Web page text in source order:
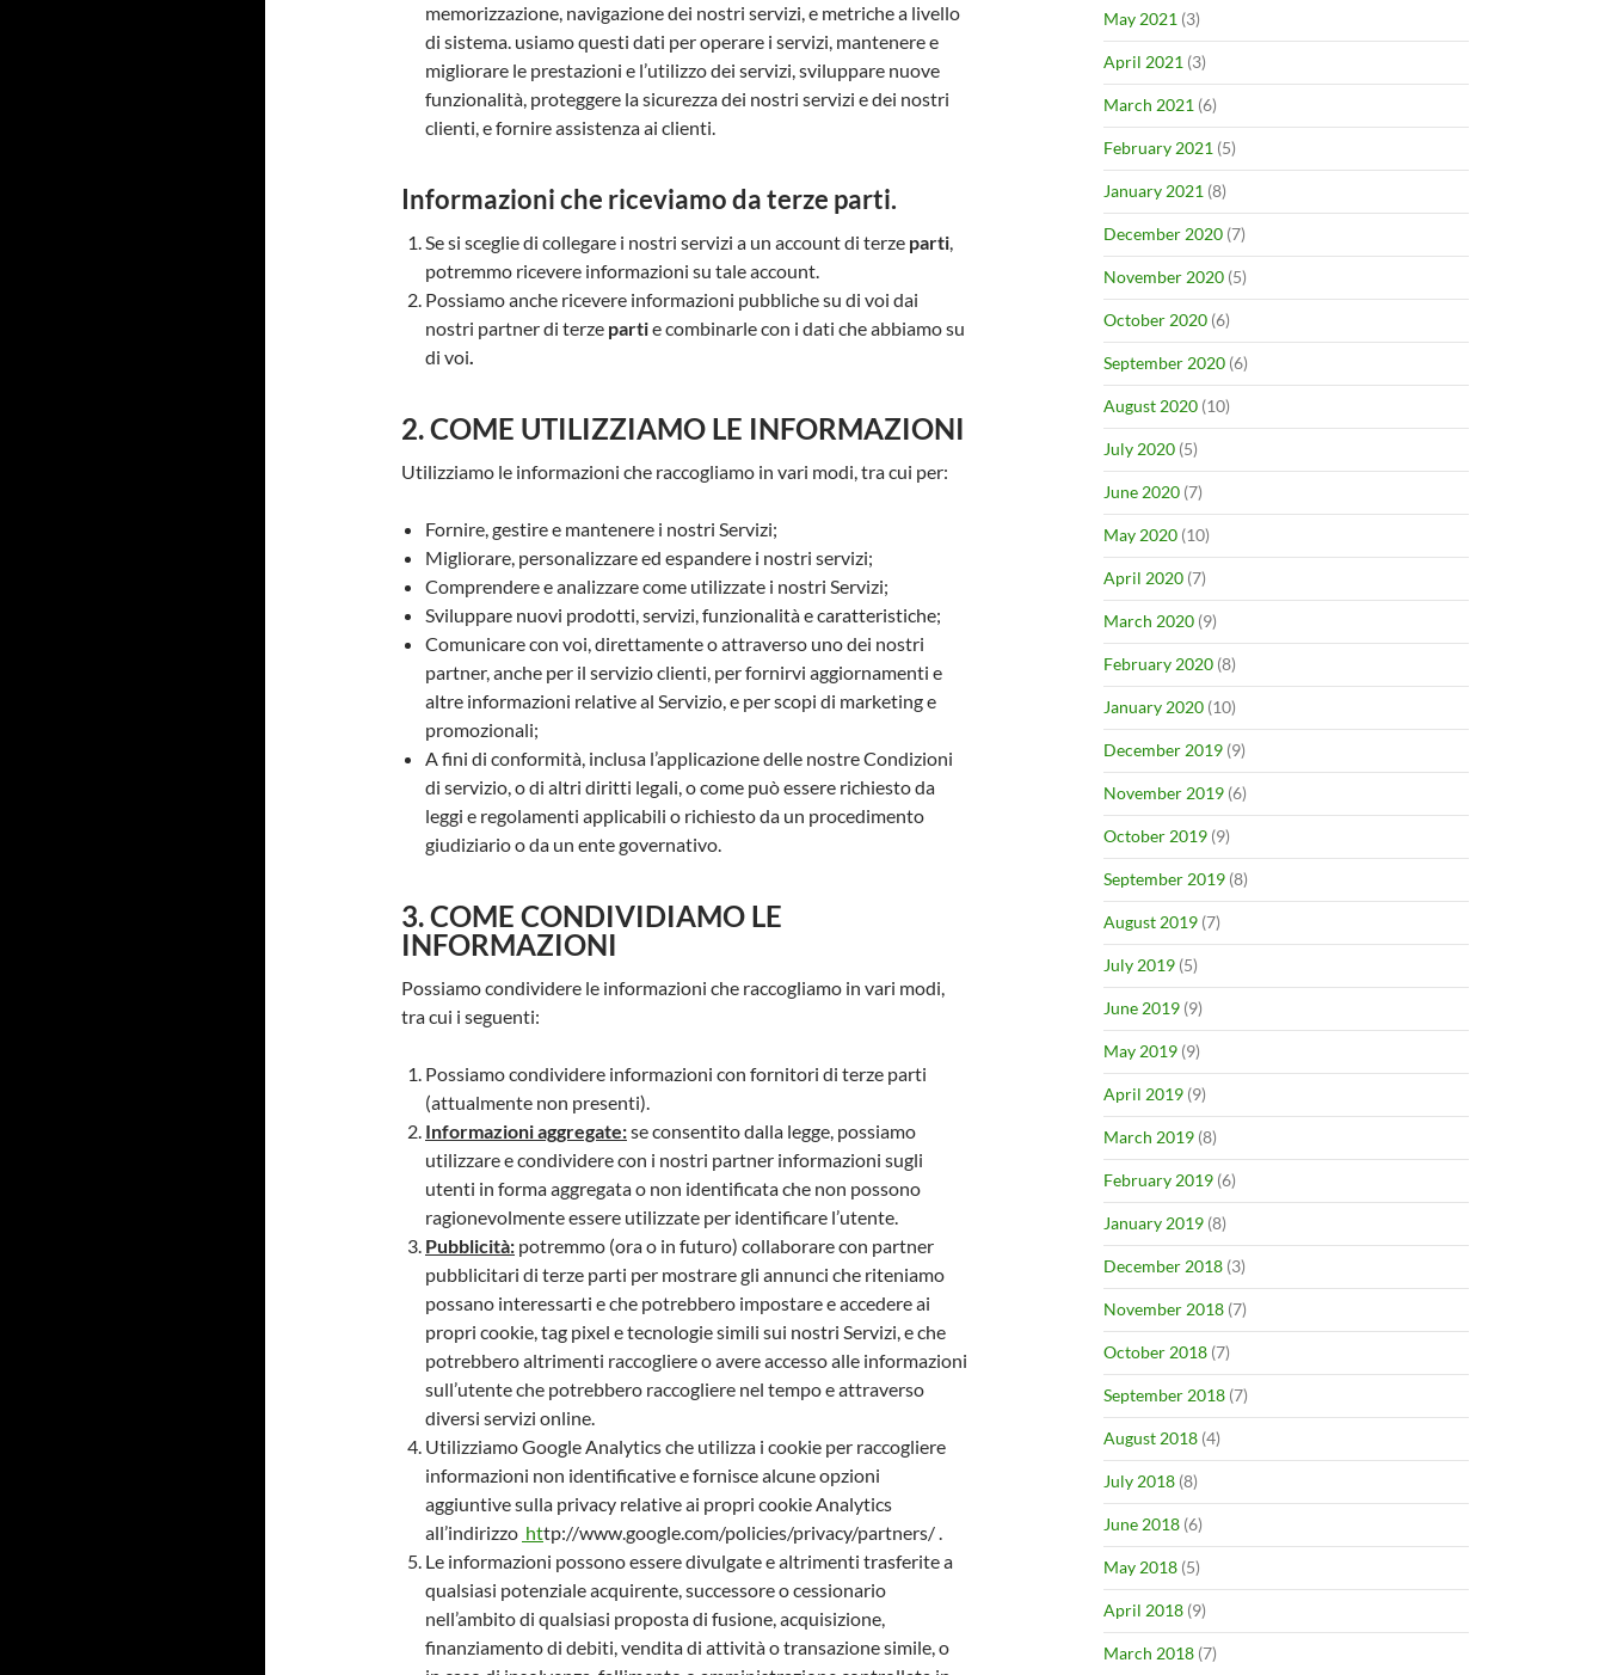
memorizzazione, navigazione dei nostri servizi, e metriche a livello
di sistema. usiamo questi dati per operare i servizi, mantenere e
migliorare le prestazioni e l’utilizzo dei servizi, sviluppare nuove
funzionalità, proteggere la sicurezza dei nostri servizi e dei nostri
clienti, e fornire assistenza ai clienti.
Informazioni che riceviamo da terze parti.
Se si sceglie di collegare i nostri servizi a un account di terze parti,
potremmo ricevere informazioni su tale account.
Possiamo anche ricevere informazioni pubbliche su di voi dai
nostri partner di terze partie combinarle con i dati che abbiamo su
di voi.
2. COME UTILIZZIAMO LE INFORMAZIONI
Utilizziamo le informazioni che raccogliamo in vari modi, tra cui per:
Fornire, gestire e mantenere i nostri Servizi;
Migliorare, personalizzare ed espandere i nostri servizi;
Comprendere e analizzare come utilizzate i nostri Servizi;
Sviluppare nuovi prodotti, servizi, funzionalità e caratteristiche;
Comunicare con voi, direttamente o attraverso uno dei nostri
partner, anche per il servizio clienti, per fornirvi aggiornamenti e
altre informazioni relative al Servizio, e per scopi di marketing e
promozionali;
A fini di conformità, inclusa l’applicazione delle nostre Condizioni
di servizio, o di altri diritti legali, o come può essere richiesto da
leggi e regolamenti applicabili o richiesto da un procedimento
giudiziario o da un ente governativo.
3. COME CONDIVIDIAMO LE
INFORMAZIONI
Possiamo condividere le informazioni che raccogliamo in vari modi,
tra cui i seguenti:
Possiamo condividere informazioni con fornitori di terze parti
(attualmente non presenti).
Informazioni aggregate:se consentito dalla legge, possiamo
utilizzare e condividere con i nostri partner informazioni sugli
utenti in forma aggregata o non identificata che non possono
ragionevolmente essere utilizzate per identificare l’utente.
Pubblicità: potremmo (ora o in futuro) collaborare con partner
pubblicitari di terze parti per mostrare gli annunci che riteniamo
possano interessarti e che potrebbero impostare e accedere ai
propri cookie, tag pixel e tecnologie simili sui nostri Servizi, e che
potrebbero altrimenti raccogliere o avere accesso alle informazioni
sull’utente che potrebbero raccogliere nel tempo e attraverso
diversi servizi online.
Utilizziamo Google Analytics che utilizza i cookie per raccogliere
informazioni non identificative e fornisce alcune opzioni
aggiuntive sulla privacy relative ai propri cookie Analytics
all’indirizzo http://www.google.com/policies/privacy/partners/ .
Le informazioni possono essere divulgate e altrimenti trasferite a
qualsiasi potenziale acquirente, successore o cessionario
nell’ambito di qualsiasi proposta di fusione, acquisizione,
finanziamento di debiti, vendita di attività o transazione simile, o
May 2021 (3)
April 2021 (3)
March 2021 (6)
February 2021 (5)
January 2021 (8)
December 2020 (7)
November 2020 (5)
October 2020 (6)
September 2020 (6)
August 2020 (10)
July 2020 (5)
June 2020 (7)
May 2020 (10)
April 2020 (7)
March 2020 (9)
February 2020 (8)
January 2020 (10)
December 2019 (9)
November 2019 (6)
October 2019 (9)
September 2019 (8)
August 2019 (7)
July 2019 (5)
June 2019 (9)
May 2019 (9)
April 2019 (9)
March 2019 (8)
February 2019 (6)
January 2019 (8)
December 2018 (3)
November 2018 (7)
October 2018 (7)
September 2018 (7)
August 2018 (4)
July 2018 (8)
June 2018 (6)
May 2018 (5)
April 2018 (9)
March 2018 (7)